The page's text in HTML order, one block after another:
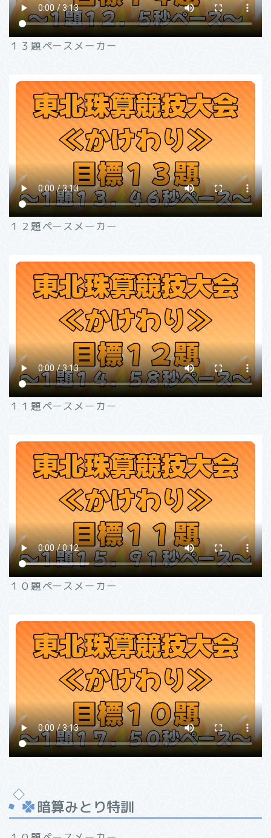
１３題ペースメーカー
１２題ペースメーカー
１１題ペースメーカー
１０題ペースメーカー
暗算みとり特訓